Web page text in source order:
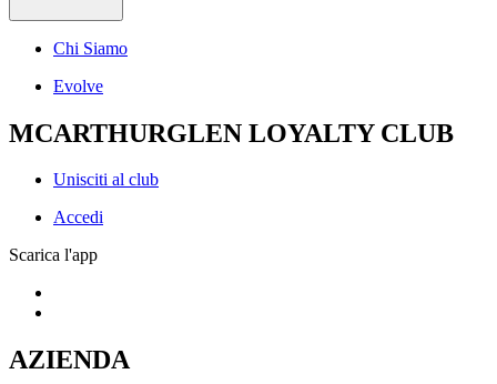
Chi Siamo
Evolve
MCARTHURGLEN LOYALTY CLUB
Unisciti al club
Accedi
Scarica l'app
AZIENDA